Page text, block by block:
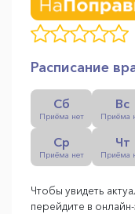
Расписание
Сб
Приёма нет
Вс
Приёма
Ср
Приёма нет
Чт
Приёма
Чтобы увидеть
перейдите в